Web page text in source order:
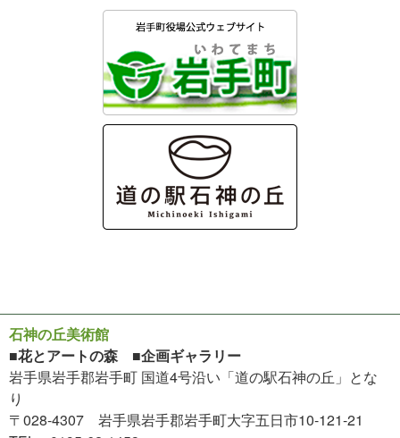
石神の丘美術館
■花とアートの森 ■企画ギャラリー
岩手県岩手郡岩手町 国道4号沿い「道の駅石神の丘」とな
り
〒028-4307 岩手県岩手郡岩手町大字五日市10-121-21